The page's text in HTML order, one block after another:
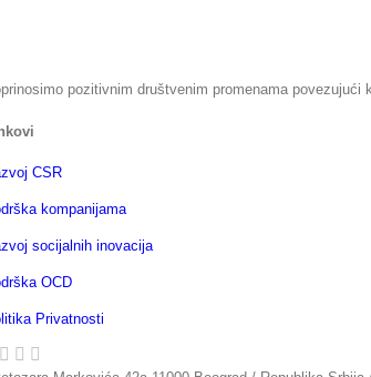
pozitivnim društvenim promenama
CSR
kompanijama
socijalnih inovacija
OCD
Privatnosti